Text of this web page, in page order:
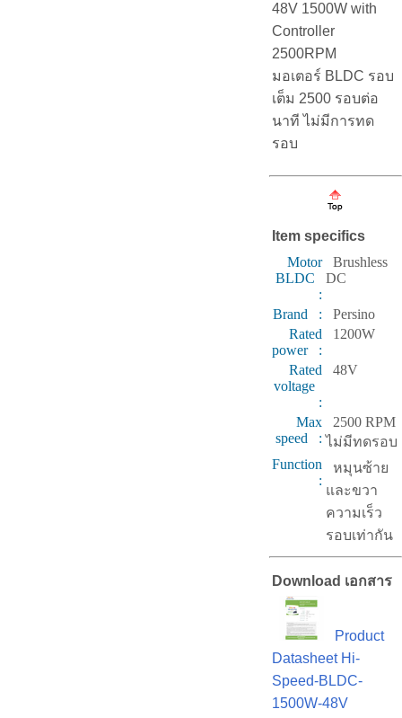
48V 1500W with
Controller
2500RPM
มอเตอร์ BLDC รอบ
เต็ม 2500 รอบต่อ
นาที ไม่มีการทด
รอบ
Item specifics
Motor
BLDC
:
Brushless
DC
Brand :
Persino
Rated
power :
1200W
Rated
voltage
:
48V
Max
speed :
2500 RPM
ไม่มีทดรอบ
Function
:
หมุนซ้าย
และขวา
ความเร็ว
รอบเท่ากัน
Download เอกสาร
Product
Datasheet Hi-
Speed-BLDC-
1500W-48V